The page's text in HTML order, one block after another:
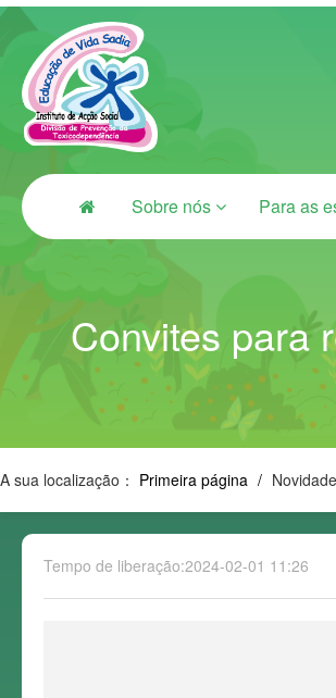
Sobre nós Para as
Convites para
A sua localização： Primeira página /
Tempo de liberação:2024-02-01 11:26